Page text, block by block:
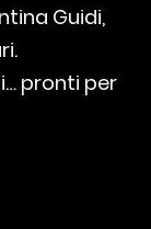
Guidi,
pronti per